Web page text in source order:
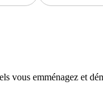
vous emménagez et